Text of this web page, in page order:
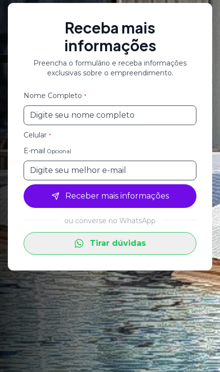
Receba mais
informações
Preencha o formulário e receba informações
exclusivas sobre o empreendimento.
Nome Completo *
Celular *
E-mail Opcional
Receber mais informações
ou converse no WhatsApp
Tirar dúvidas